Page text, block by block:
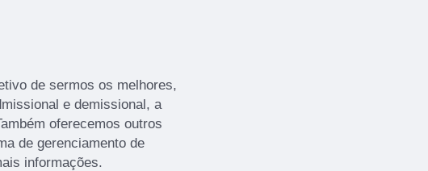
de sermos os melhores,
e demissional, a
oferecemos outros
de gerenciamento de
informações.